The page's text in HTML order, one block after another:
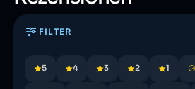
FILTER
5 4 3 2 1